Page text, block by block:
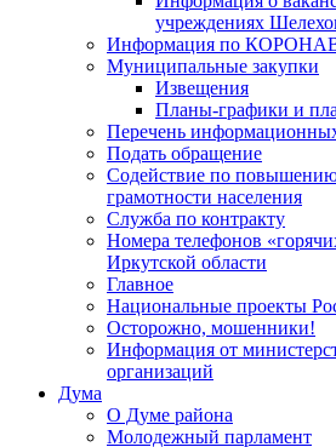
учреждениях
Информация по
Муниципальные закупки
Извещения
Планы-графики и
Перечень
Подать обращение
Содействие по
грамотности населения
Служба по контракту
Номера телефонов
Иркутской области
Главное
Национальные проекты
Осторожно, мошенники!
Информация от
организаций
Дума
О Думе района
Молодежный парламент